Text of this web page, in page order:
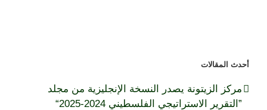
أحدث المقالات
مركز الزيتونة يصدر النسخة الإنجليزية من مجلد
”التقرير الاستراتيجي الفلسطيني 2024-2025“